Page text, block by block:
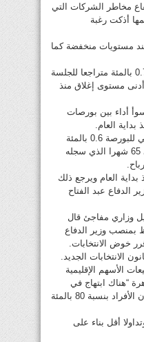
مخاطر الشركات التي
أذكت رغبة
مستويات منخفضة كما
وانخفض مؤشر سوق الكويت 0.7 بالمئة متراجعا للجلسة
مستوى إغلاق منذ
أداء بين بورصات
العام.
وفي مصر هبط المؤشر الرئيسي للبورصة 0.6 بالمئة
متراجعا من أعلى مستوياته في 65 شهرا الذي سجله
بالمئة منذ بداية العام ويرجع ذلك
الدفاع عبد الفتاح
وزاري مفاجئ قال
وزير الدفاع
خوض الانتخابات.
الانتخابات الجديد.
الأسهم الإقليمية
“هناك ابتهاج في
السوق التي تحركها المستثمرون الأفراد بنسبة 80 بالمئة
أقل بناء على